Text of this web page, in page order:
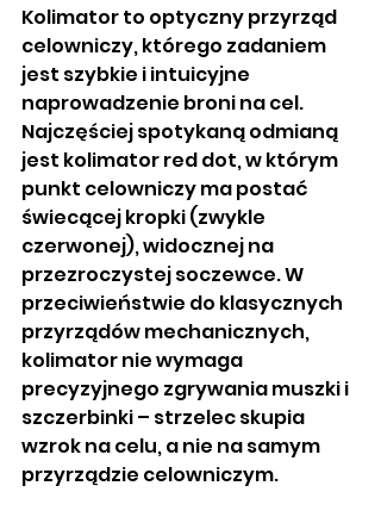
Kolimator to optyczny przyrząd
celowniczy, którego zadaniem
jest szybkie i intuicyjne
naprowadzenie broni na cel.
Najczęściej spotykaną odmianą
jest kolimator red dot, w którym
punkt celowniczy ma postać
świecącej kropki (zwykle
czerwonej), widocznej na
przezroczystej soczewce. W
przeciwieństwie do klasycznych
przyrządów mechanicznych,
kolimator nie wymaga
precyzyjnego zgrywania muszki i
szczerbinki – strzelec skupia
wzrok na celu, a nie na samym
przyrządzie celowniczym.